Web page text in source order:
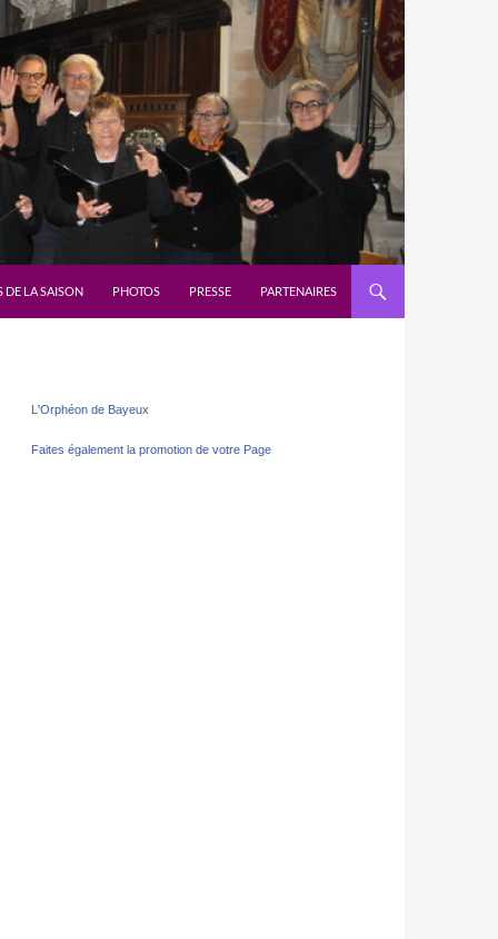
DE LA SAISON PHOTOS PRESSE PARTENAIRES
L'Orphéon de Bayeux
Faites également la promotion de votre Page